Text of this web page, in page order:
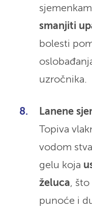
smanjiti
bolesti
uzročnika.
Lanene
Topiva
vodom
gelu koja
želuca,
punoće i